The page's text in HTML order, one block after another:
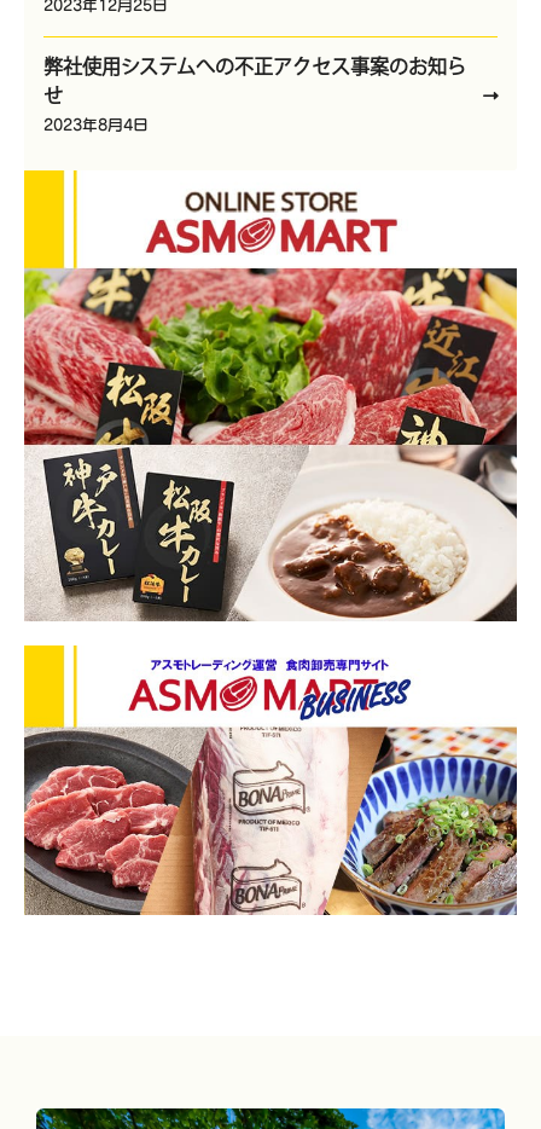
2023年12月25日
弊社使用システムへの不正アクセス事案のお知ら
せ
2023年8月4日